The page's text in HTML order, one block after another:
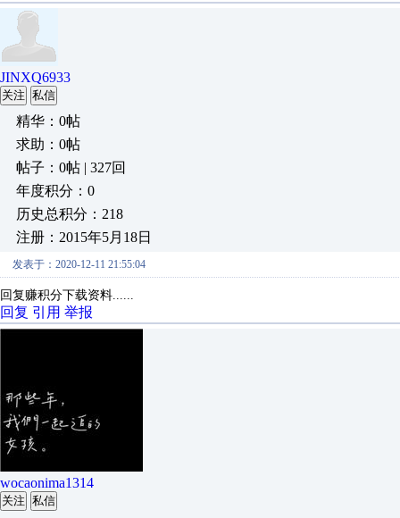
JINXQ6933
关注 私信
精华：0帖
求助：0帖
帖子：0帖 | 327回
年度积分：0
历史总积分：218
注册：2015年5月18日
发表于：2020-12-11 21:55:04
回复赚积分下载资料......
回复 引用 举报
wocaonima1314
关注 私信